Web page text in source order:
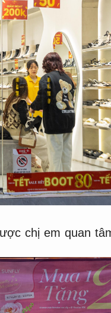
chị em quan